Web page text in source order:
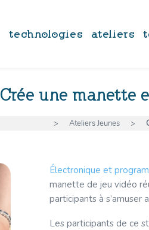
technologies ateliers
Crée une manette
> Ateliers Jeunes >
Électronique et
manette de jeu vidéo
participants à s’amuser
Les participants de ce